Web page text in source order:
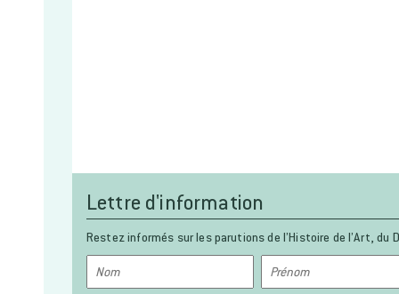
Lettre d'information
Restez informés sur les parutions de l’Histoire de l’Art, du